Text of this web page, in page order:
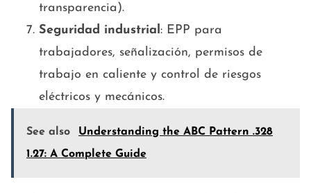
transparencia).
Seguridad industrial : EPP para
trabajadores, señalización, permisos de
trabajo en caliente y control de riesgos
eléctricos y mecánicos.
See also
Understanding the ABC Pattern .328
1.27: A Complete Guide